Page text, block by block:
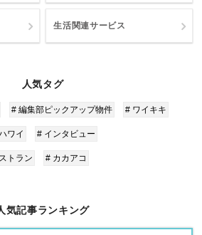
生活関連サービス
人気タグ
# 編集部ピックアップ物件 # ワイキキ
ワイ # インタビュー
トラン # カカアコ
気記事ランキング